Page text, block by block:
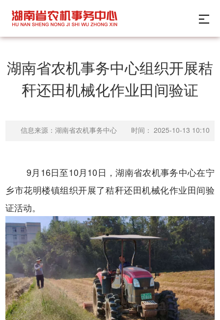
湖南省农机事务中心组织开展秸
秆还田机械化作业田间验证
信息来源：湖南省农机事务中心 时间： 2025-10-13 10:10
9月16日至10月10日，湖南省农机事务中心在宁
乡市花明楼镇组织开展了秸秆还田机械化作业田间验
证活动。